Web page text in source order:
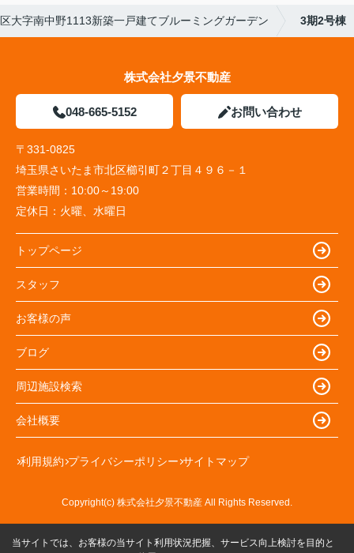
大字南中野1113新築一戸建てブルーミングガーデン 3期2号棟
株式会社夕景不動産
048-665-5152 お問い合わせ
〒331-0825
埼玉県さいたま市北区櫛引町２丁目４９６－１
営業時間： 10:00～19:00
定休日： 火曜、水曜日
トップページ
スタッフ
お客様の声
ブログ
周辺施設検索
会社概要
利用規約 プライバシーポリシー サイトマップ
Copyright(c) 株式会社夕景不動産 All Rights Reserved.
当サイトでは、お客様の当サイト利用状況把握、サービス向上検討を目的と